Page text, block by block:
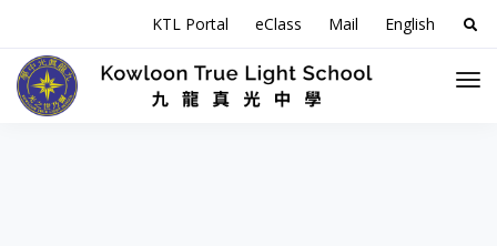
KTL Portal eClass Mail English
搜
尋